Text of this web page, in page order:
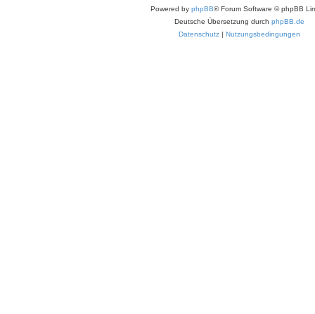
Powered by phpBB® Forum Software © phpBB
Deutsche Übersetzung durch phpBB.de
Datenschutz | Nutzungsbedingungen